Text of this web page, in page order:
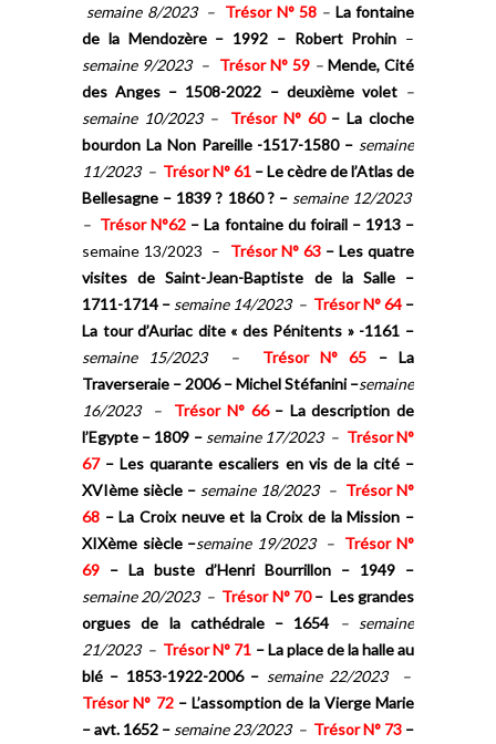
semaine 8/2023 – Trésor N° 58 – La fontaine
de la Mendozère – 1992 – Robert Prohin –
semaine 9/2023 – Trésor N° 59 – Mende, Cité
des Anges – 1508-2022 – deuxième volet –
semaine 10/2023 – Trésor N° 60– La cloche
bourdon La Non Pareille -1517-1580 – semaine
11/2023 – Trésor N° 61 –Le cèdre de l’Atlas de
Bellesagne – 1839 ? 1860 ?–semaine 12/2023
– Trésor N°62 –La fontaine du foirail – 1913 –
semaine 13/2023 – Trésor N° 63– Les quatre
visites de Saint-Jean-Baptiste de la Salle –
1711-1714 – semaine 14/2023 – Trésor N° 64 –
La tour d’Auriac dite « des Pénitents » -1161 –
semaine 15/2023 – Trésor N° 65 –La
Traverseraie – 2006 – Michel Stéfanini –semaine
16/2023 – Trésor N° 66– La description de
l’Egypte – 1809 – semaine 17/2023 – Trésor N°
67–Les quarante escaliers en vis de la cité –
XVIème siècle – semaine 18/2023 – Trésor N°
68 –La Croix neuve et la Croix de la Mission –
XIXème siècle –semaine 19/2023 – Trésor N°
69 – La buste d’Henri Bourrillon – 1949 –
semaine 20/2023 – Trésor N° 70– Les grandes
orgues de la cathédrale – 1654
– semaine
21/2023 – Trésor N° 71 –La place de la halle au
blé – 1853-1922-2006 – semaine 22/2023 –
Trésor N° 72– L’assomption de la Vierge Marie
– avt. 1652 – semaine 23/2023 – Trésor N° 73 –